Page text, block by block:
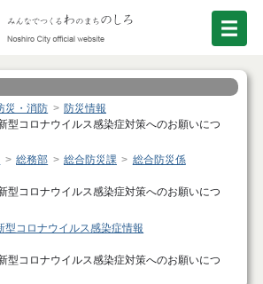
災・消防
防災情報
型コロナウイルス感染症対策へのお願いにつ
総務部 総合防災課
総合防災係
型コロナウイルス感染症対策へのお願いにつ
型コロナウイルス感染症情報
型コロナウイルス感染症対策へのお願いにつ